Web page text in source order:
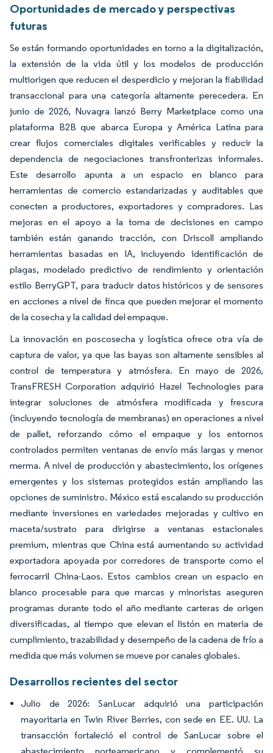
Oportunidades de mercado y perspectivas
futuras
Se están formando oportunidades en torno a la digitalización,
la extensión de la vida útil y los modelos de producción
multiorigen que reducen el desperdicio y mejoran la fiabilidad
transaccional para una categoría altamente perecedera. En
junio de 2026, Nuvagra lanzó Berry Marketplace como una
plataforma B2B que abarca Europa y América Latina para
crear flujos comerciales digitales verificables y reducir la
dependencia de negociaciones transfronterizas informales.
Este desarrollo apunta a un espacio en blanco para
herramientas de comercio estandarizadas y auditables que
conecten a productores, exportadores y compradores. Las
mejoras en el apoyo a la toma de decisiones en campo
también están ganando tracción, con Driscoll ampliando
herramientas basadas en IA, incluyendo identificación de
plagas, modelado predictivo de rendimiento y orientación
estilo BerryGPT, para traducir datos históricos y de sensores
en acciones a nivel de finca que pueden mejorar el momento
de la cosecha y la calidad del empaque.
La innovación en poscosecha y logística ofrece otra vía de
captura de valor, ya que las bayas son altamente sensibles al
control de temperatura y atmósfera. En mayo de 2026,
TransFRESH Corporation adquirió Hazel Technologies para
integrar soluciones de atmósfera modificada y frescura
(incluyendo tecnología de membranas) en operaciones a nivel
de pallet, reforzando cómo el empaque y los entornos
controlados permiten ventanas de envío más largas y menor
merma. A nivel de producción y abastecimiento, los orígenes
emergentes y los sistemas protegidos están ampliando las
opciones de suministro. México está escalando su producción
mediante inversiones en variedades mejoradas y cultivo en
maceta/sustrato para dirigirse a ventanas estacionales
premium, mientras que China está aumentando su actividad
exportadora apoyada por corredores de transporte como el
ferrocarril China-Laos. Estos cambios crean un espacio en
blanco procesable para que marcas y minoristas aseguren
programas durante todo el año mediante carteras de origen
diversificadas, al tiempo que elevan el listón en materia de
cumplimiento, trazabilidad y desempeño de la cadena de frío a
medida que más volumen se mueve por canales globales.
Desarrollos recientes del sector
Julio de 2026: SanLucar adquirió una participación
mayoritaria en Twin River Berries, con sede en EE. UU. La
transacción fortaleció el control de SanLucar sobre el